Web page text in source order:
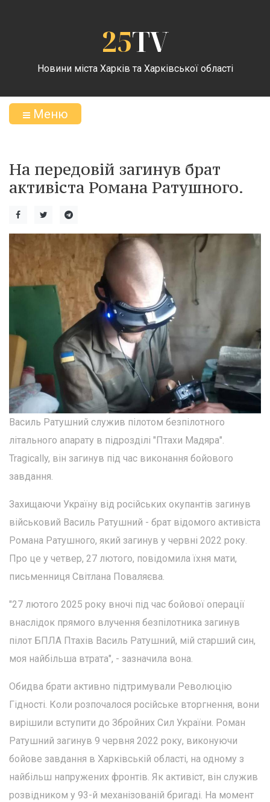
25TV
Новини міста Харків та Харківської області
Меню
На передовій загинув брат
активіста Романа Ратушного.
Василь Ратушний служив пілотом безпілотного
літального апарату в підрозділі "Птахи Мадяра".
Tragically, він загинув під час виконання бойового
завдання.
Захищаючи Україну від російських окупантів загинув
військовий Василь Ратушний - брат відомого активіста
Романа Ратушного, який загинув у червні 2022 року.
Про це у четвер, 27 лютого, повідомила їхня мати,
письменниця Світлана Поваляєва.
"27 лютого 2025 року вночі під час бойової операції
внаслідок прямого влучення безпілотника загинув
пілот БПЛА Птахів Василь Ратушний, мій старший син,
моя найбільша втрата", - зазначила вона.
Обидва брати активно підтримували Революцію
Гідності. Коли розпочалося російське вторгнення, вони
вирішили вступити до Збройних Сил України. Роман
Ратушний загинув 9 червня 2022 року, виконуючи
бойове завдання в Харківській області, на одному з
найбільш напружених фронтів. Як активіст, він служив
розвідником у 93-й механізованій бригаді. На момент